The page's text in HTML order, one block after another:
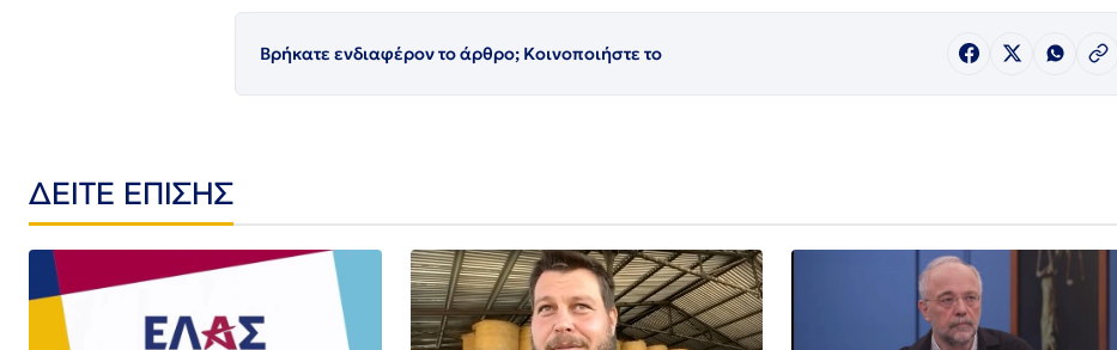
Βρήκατε ενδιαφέρον το άρθρο; Κοινοποιήστε το
ΔΕΙΤΕ ΕΠΙΣΗΣ